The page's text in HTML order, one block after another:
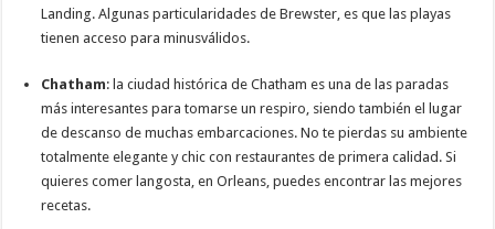
Landing. Algunas particularidades de Brewster, es que las playas
tienen acceso para minusválidos.
Chatham: la ciudad histórica de Chatham es una de las paradas
más interesantes para tomarse un respiro, siendo también el lugar
de descanso de muchas embarcaciones. No te pierdas su ambiente
totalmente elegante y chic con restaurantes de primera calidad. Si
quieres comer langosta, en Orleans, puedes encontrar las mejores
recetas.